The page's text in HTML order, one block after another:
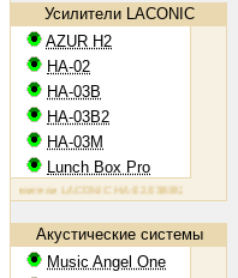
Усилители LACONIC
AZUR H2
HA-02
HA-03B
HA-03B2
HA-03M
Lunch Box Pro
LACONIC HA-02,03B/B2/M: 6N6P,
Акустические системы
Music Angel One